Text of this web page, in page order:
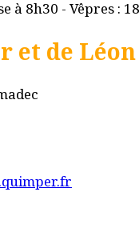
à 8h30 - Vêpres :
et de Léon